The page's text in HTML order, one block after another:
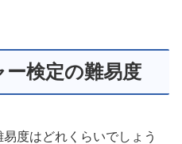
検定の難易度
度はどれくらいでしょう